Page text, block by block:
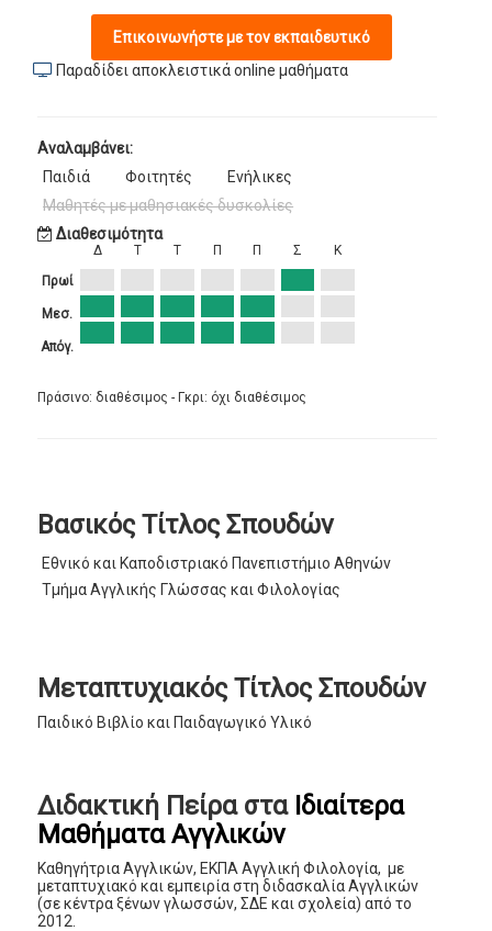
Επικοινωνήστε με τον εκπαιδευτικό
Παραδίδει αποκλειστικά online μαθήματα
Αναλαμβάνει:
Παιδιά
Φοιτητές
Ενήλικες
Μαθητές με μαθησιακές δυσκολίες
Διαθεσιμότητα
Πρωί
Μεσ.
Απόγ.
Δ Τ Τ Π Π Σ Κ
Πράσινο: διαθέσιμος - Γκρι: όχι διαθέσιμος
Βασικός Τίτλος Σπουδών
Εθνικό και Καποδιστριακό Πανεπιστήμιο Αθηνών
Τμήμα Αγγλικής Γλώσσας και Φιλολογίας
Μεταπτυχιακός Τίτλος Σπουδών
Παιδικό Βιβλίο και Παιδαγωγικό Υλικό
Διδακτική Πείρα στα Ιδιαίτερα
Μαθήματα Αγγλικών
Καθηγήτρια Αγγλικών, ΕΚΠΑ Αγγλική Φιλολογία, με
μεταπτυχιακό και εμπειρία στη διδασκαλία Αγγλικών
(σε κέντρα ξένων γλωσσών, ΣΔΕ και σχολεία) από το
2012.